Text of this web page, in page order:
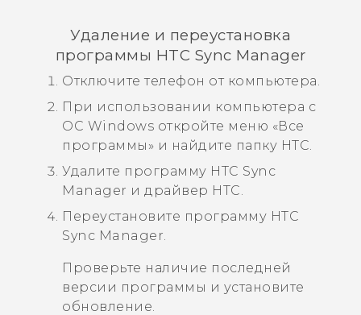
Удаление и переустановка
программы HTC Sync Manager
Отключите телефон от компьютера.
При использовании компьютера с
ОС Windows откройте меню «Все
программы » и найдите папку HTC.
Удалите программу HTC Sync
Manager и драйвер HTC.
Переустановите программу HTC
Sync Manager.
Проверьте наличие последней
версии программы и установите
обновление.